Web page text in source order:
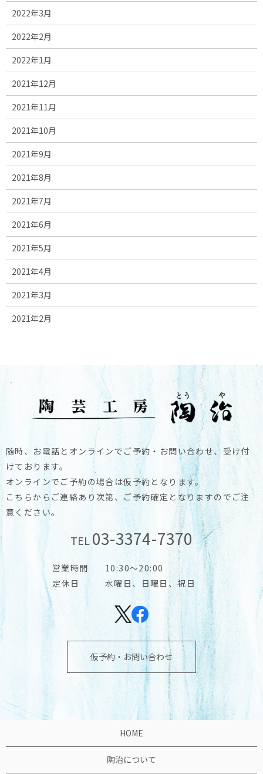
2022年3月
2022年2月
2022年1月
2021年12月
2021年11月
2021年10月
2021年9月
2021年8月
2021年7月
2021年6月
2021年5月
2021年4月
2021年3月
2021年2月
随時、お電話とオンラインでご予約・お問い合わせ、受け付
けております。
オンラインでご予約の場合は仮予約となります。
こちらからご連絡あり次第、ご予約確定となりますのでご注
意ください。
TEL03-3374-7370
営業時間
10:30～20:00
定休日
水曜日、日曜日、祝日
仮予約・お問い合わせ
HOME
陶治について